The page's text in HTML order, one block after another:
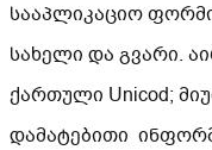
სააპლიკაციო
სახელი და გვარი.
ქართული Unicod;
დამატებითი